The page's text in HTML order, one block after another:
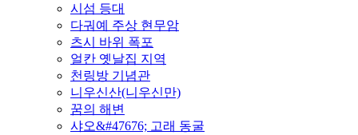
시섬 등대
다궈예 주상 현무암
츠시 바위 폭포
얼칸 옛날집 지역
천링방 기념관
니우신산(니우신만)
꿈의 해변
샤오&#47676; 고래 동굴